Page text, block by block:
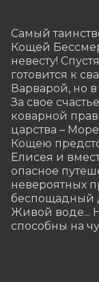
Самый
Кощей
невесту!
готовится к
Варварой, но в
За свое
коварной
царства –
Кощею
Елисея и
опасное
невероятных
беспощадный
Живой воде...
способны на